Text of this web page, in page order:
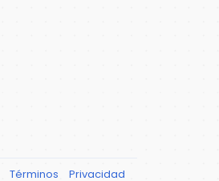
Términos Privacidad